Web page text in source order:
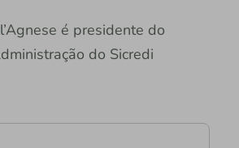
é presidente do
do Sicredi